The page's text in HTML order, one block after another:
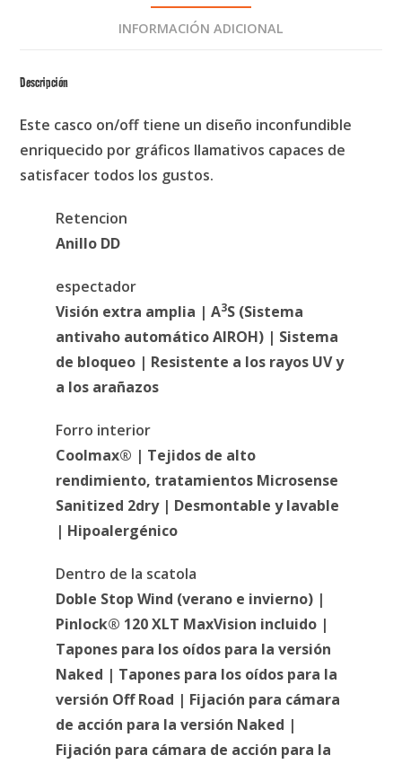
INFORMACIÓN ADICIONAL
Descripción
Este casco on/off tiene un diseño inconfundible
enriquecido por gráficos llamativos capaces de
satisfacer todos los gustos.
Retencion
Anillo DD
espectador
Visión extra amplia | A3S (Sistema
antivaho automático AIROH) | Sistema
de bloqueo | Resistente a los rayos UV y
a los arañazos
Forro interior
Coolmax® | Tejidos de alto
rendimiento, tratamientos Microsense
Sanitized 2dry | Desmontable y lavable
| Hipoalergénico
Dentro de la scatola
Doble Stop Wind (verano e invierno) |
Pinlock® 120 XLT MaxVision incluido |
Tapones para los oídos para la versión
Naked | Tapones para los oídos para la
versión Off Road | Fijación para cámara
de acción para la versión Naked |
Fijación para cámara de acción para la